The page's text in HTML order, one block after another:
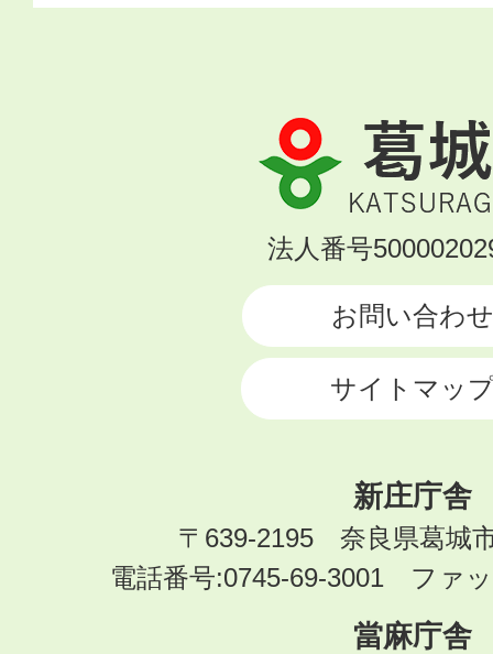
葛
城
市
KATSURAGI
法人番号
お問い合わせ
サイトマッ
新庄庁舎
〒639-2195 奈良県葛城
電話番号:0745-69-3001 ファ
當麻庁舎